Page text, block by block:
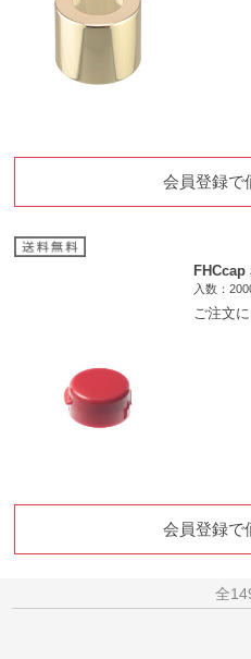
会員登録で
FHCcap
入数：
ご注文
会員登録で
全